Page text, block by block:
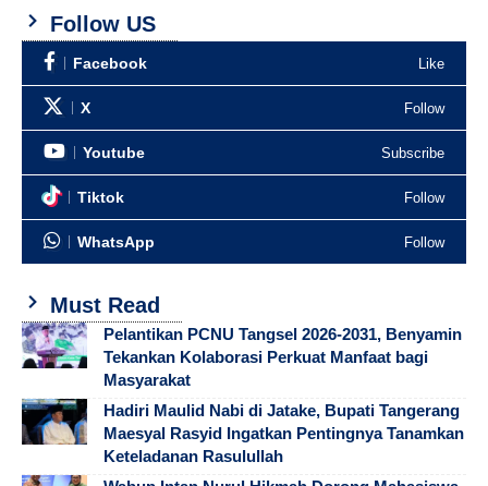
Follow US
Facebook Like
X Follow
Youtube Subscribe
Tiktok Follow
WhatsApp Follow
Must Read
Pelantikan PCNU Tangsel 2026-2031, Benyamin
Tekankan Kolaborasi Perkuat Manfaat bagi
Masyarakat
Hadiri Maulid Nabi di Jatake, Bupati Tangerang
Maesyal Rasyid Ingatkan Pentingnya Tanamkan
Keteladanan Rasulullah